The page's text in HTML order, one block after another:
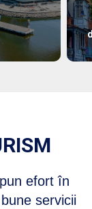
efort în
servicii